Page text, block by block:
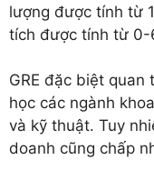
lượng được tính từ
tích được tính từ 0-
GRE đặc biệt quan
học các ngành
và kỹ thuật. Tuy
doanh cũng chấp